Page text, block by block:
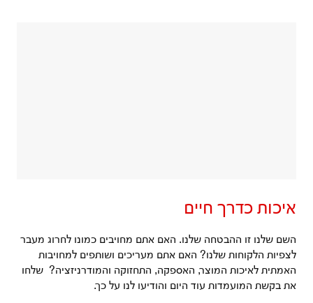
איכות כדרך חיים
השם שלנו זו ההבטחה שלנו. האם אתם מחויבים כמונו לחרוג מעבר
לצפיות הלקוחות שלנו? האם אתם מעריכים ושותפים למחויבות
האמתית לאיכות המוצר, האספקה, התחזוקה והמודרניזציה? שלחו
את בקשת המועמדות עוד היום והודיעו לנו על כך.